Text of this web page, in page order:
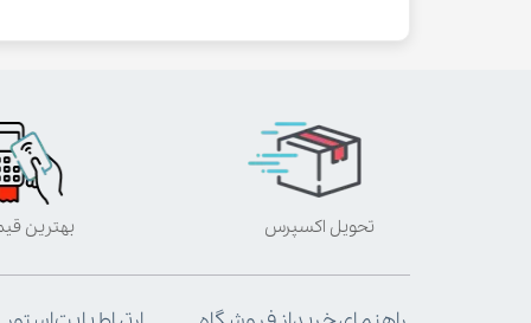
تحویل اکسپرس بهترین